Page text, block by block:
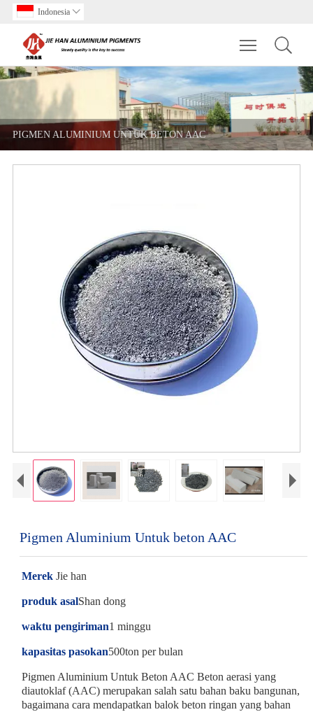
Indonesia 
Toggle
PIGMEN ALUMINIUM UNTUK BETON AAC
Pigmen Aluminium Untuk beton AAC
MerekJie han
produk asalShan dong
waktu pengiriman1 minggu
kapasitas pasokan500ton per bulan
Pigmen Aluminium Untuk Beton AAC Beton aerasi yang
diautoklaf (AAC) merupakan salah satu bahan baku bangunan,
bagaimana cara mendapatkan balok beton ringan yang bahan